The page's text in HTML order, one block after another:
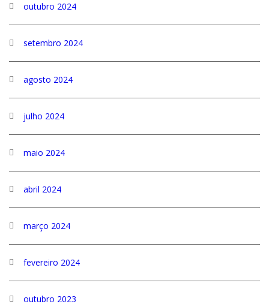
outubro 2024
setembro 2024
agosto 2024
julho 2024
maio 2024
abril 2024
março 2024
fevereiro 2024
outubro 2023